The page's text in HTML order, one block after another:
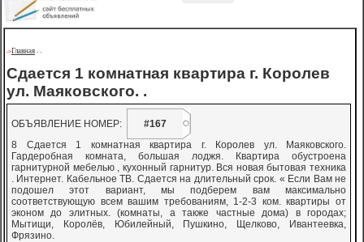
->Главная - -
Сдается 1 комнатная квартира г. Королев
ул. Маяковского. .
ОБЪЯВЛЕНИЕ НОМЕР:
#167
8 Сдается 1 комнатная квартира г. Королев ул. Маяковского.
Гардеробная комната, большая лоджя. Квартира обустроена
гарнитурной мебелью , кухонный гарнитур. Вся новая бытовая техника
. Интернет. Кабельное ТВ. Сдается на длительный срок. « Если Вам не
подошел этот вариант, мы подберем вам максимально
соответствующую всем вашим требованиям, 1-2-3 ком. квартиры от
эконом до элитных. (комнаты, а также частные дома) в городах;
Мытищи, Королёв, Юбилейный, Пушкино, Щелково, Ивантеевка,
Фрязино.